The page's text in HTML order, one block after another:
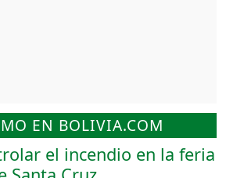
EN BOLIVIA.COM